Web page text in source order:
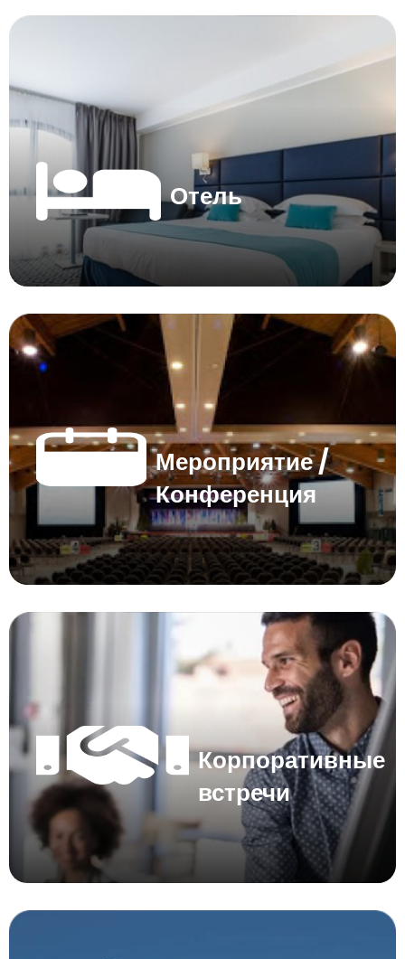
Отель
Мероприятие /
Конференция
Корпоративные
встречи